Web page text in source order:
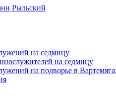
Рыльский
на седмицу
на седмицу
на подворье в